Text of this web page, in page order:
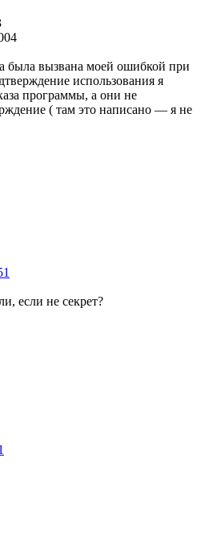
была вызвана моей ошибкой при
использования я
программы, а они не
( там это написано — я не
если не секрет?